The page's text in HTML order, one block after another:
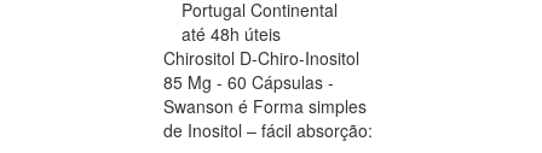
Portugal Continental
até 48h úteis
Chirositol D-Chiro-Inositol
85 Mg - 60 Cápsulas -
Swanson é Forma simples
de Inositol – fácil absorção: